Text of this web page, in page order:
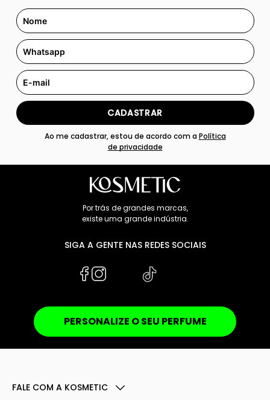
CADASTRAR
Ao me cadastrar, estou de acordo com aPolítica
de privacidade
Por trás de grandes marcas,
existe uma grande indústria.
SIGA A GENTE NAS REDES SOCIAIS
PERSONALIZE O SEU PERFUME
FALE COM A KOSMETIC